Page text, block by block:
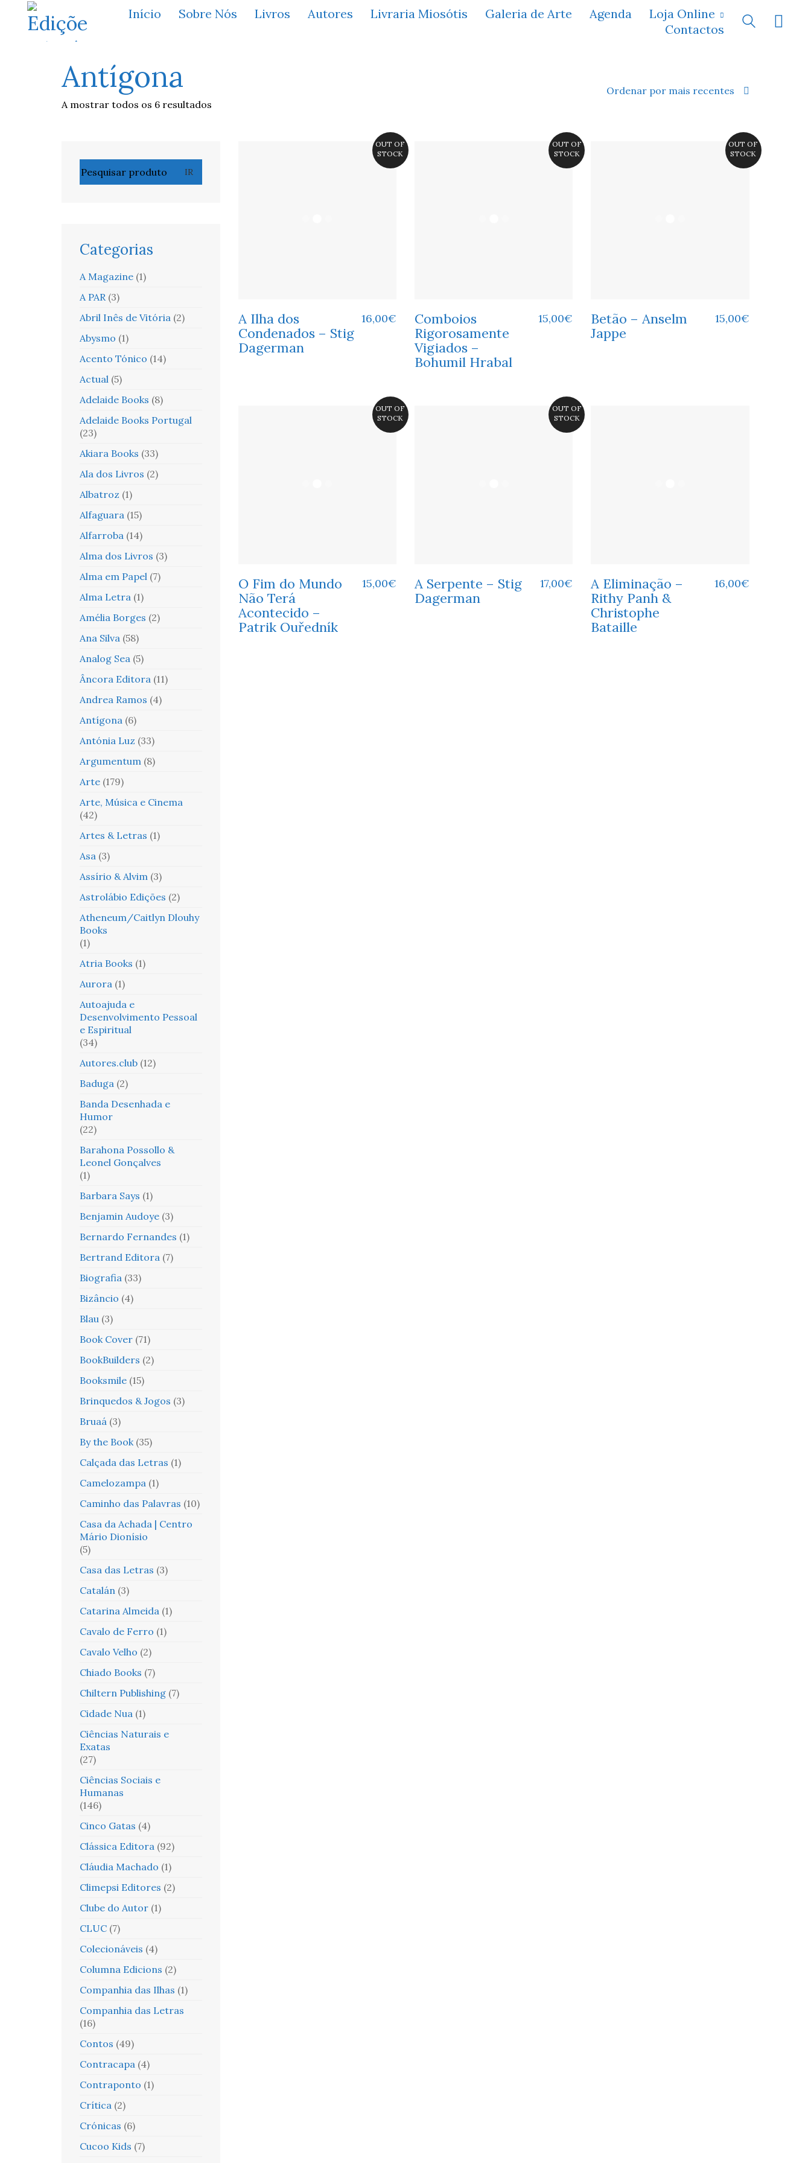
Início Sobre Nós Livros Autores Livraria Miosótis Galeria de Arte Agenda
Loja Online
Contactos
Antígona
A mostrar todos os 6 resultados
Ordenar por mais recentes
OUT OF
STOCK
A Ilha dos
Condenados – Stig
Dagerman
16,00€
OUT OF
STOCK
Comboios
Rigorosamente
Vigiados –
Bohumil Hrabal
15,00€
OUT OF
STOCK
Betão – Anselm
Jappe
15,00€
OUT OF
STOCK
O Fim do Mundo
Não Terá
Acontecido –
Patrik Ouředník
15,00€
OUT OF
STOCK
A Serpente – Stig
Dagerman
17,00€
A Eliminação –
Rithy Panh &
Christophe
Bataille
16,00€
por:
IR
Categorias
A Magazine (1)
A PAR (3)
Abril Inês de Vitória (2)
Abysmo (1)
Acento Tónico (14)
Actual (5)
Adelaide Books (8)
Adelaide Books Portugal
(23)
Akiara Books (33)
Ala dos Livros (2)
Albatroz (1)
Alfaguara (15)
Alfarroba (14)
Alma dos Livros (3)
Alma em Papel (7)
Alma Letra (1)
Amélia Borges (2)
Ana Silva (58)
Analog Sea (5)
Âncora Editora (11)
Andrea Ramos (4)
Antígona (6)
Antónia Luz (33)
Argumentum (8)
Arte (179)
Arte, Música e Cinema
(42)
Artes & Letras (1)
Asa (3)
Assírio & Alvim (3)
Astrolábio Edições (2)
Atheneum/Caitlyn Dlouhy
Books
(1)
Atria Books (1)
Aurora (1)
Autoajuda e
Desenvolvimento Pessoal
e Espiritual
(34)
Autores.club (12)
Baduga (2)
Banda Desenhada e
Humor
(22)
Barahona Possollo &
Leonel Gonçalves
(1)
Barbara Says (1)
Benjamin Audoye (3)
Bernardo Fernandes (1)
Bertrand Editora (7)
Biografia (33)
Bizâncio (4)
Blau (3)
Book Cover (71)
BookBuilders (2)
Booksmile (15)
Brinquedos & Jogos (3)
Bruaá (3)
By the Book (35)
Calçada das Letras (1)
Camelozampa (1)
Caminho das Palavras (10)
Casa da Achada | Centro
Mário Dionísio
(5)
Casa das Letras (3)
Catalán (3)
Catarina Almeida (1)
Cavalo de Ferro (1)
Cavalo Velho (2)
Chiado Books (7)
Chiltern Publishing (7)
Cidade Nua (1)
Ciências Naturais e
Exatas
(27)
Ciências Sociais e
Humanas
(146)
Cinco Gatas (4)
Clássica Editora (92)
Cláudia Machado (1)
Climepsi Editores (2)
Clube do Autor (1)
CLUC (7)
Colecionáveis (4)
Columna Edicions (2)
Companhia das Ilhas (1)
Companhia das Letras
(16)
Contos (49)
Contracapa (4)
Contraponto (1)
Crítica (2)
Crónicas (6)
Cucoo Kids (7)